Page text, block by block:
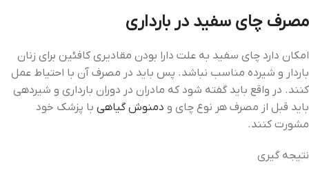
مصرف چای سفید در بارداری
امکان دارد چای سفید به علت دارا بودن مقادیری کافئین برای زنان
باردار و شیرده مناسب نباشد. پس باید در مصرف آن با احتیاط عمل
کنند. در واقع باید گفته شود که مادران در دوران بارداری و شیردهی
باید قبل از مصرف هر نوع چای و دمنوش گیاهی با پزشک خود
مشورت کنند.
نتیجه گیری